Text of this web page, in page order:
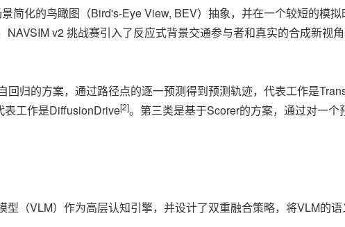
简化的鸟瞰图（Bird's-Eye View, BEV）抽象，并在一个较短的模
v2 挑战赛引入了反应式背景交通参与者和真实的合成新视
归的方案，通过路径点的逐一预测得到预测轨迹，代表工作是
表工作是DiffusionDrive[2]。第三类是基于Scorer的方案，通过对一个
（VLM）作为高层认知引擎，并设计了双重融合策略，将VLM的